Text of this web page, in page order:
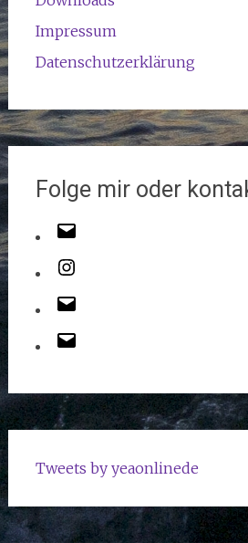
Impressum
Datenschutzerklärung
Folge mir oder
Tweets by yeaonlinede